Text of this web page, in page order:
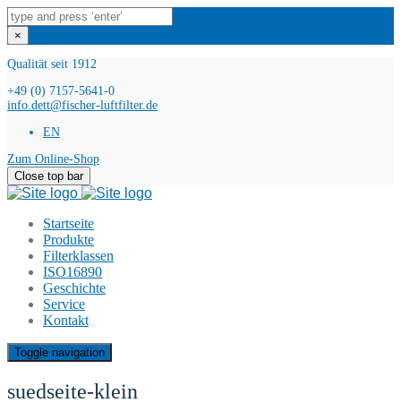
×
Qualität seit 1912
+49 (0) 7157-5641-0
info.dett@fischer-luftfilter.de
EN
Zum Online-Shop
Close top bar
Startseite
Produkte
Filterklassen
ISO16890
Geschichte
Service
Kontakt
Toggle navigation
suedseite-klein